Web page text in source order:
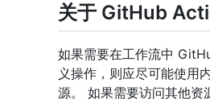
关于 GitHub
如果需要在工作流中
义操作，则应尽可能使用
源。 如果需要访问其他